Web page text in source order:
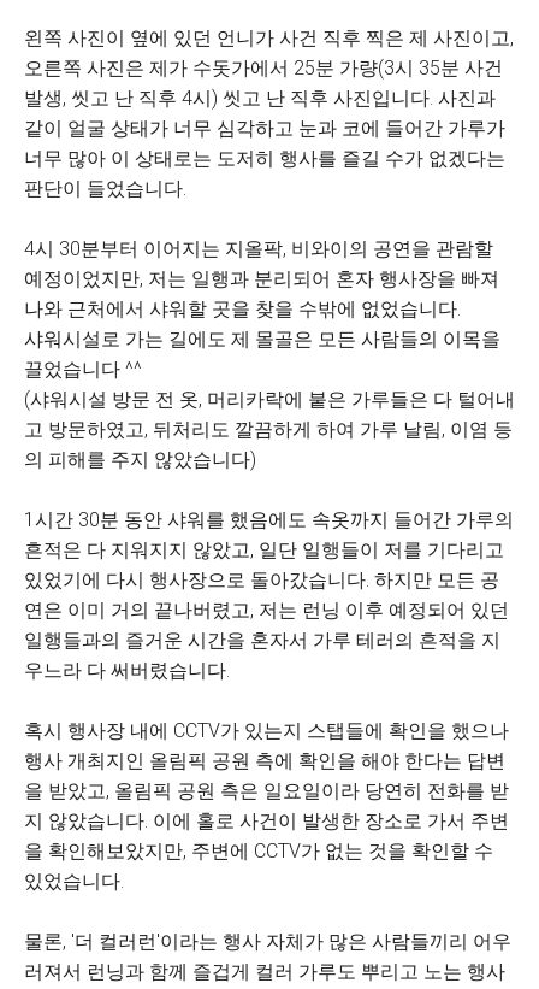
왼쪽 사진이 옆에 있던 언니가 사건 직후 찍은 제 사진이고,
오른쪽 사진은 제가 수돗가에서 25분 가량(3시 35분 사건
발생, 씻고 난 직후 4시) 씻고 난 직후 사진입니다. 사진과
같이 얼굴 상태가 너무 심각하고 눈과 코에 들어간 가루가
너무 많아 이 상태로는 도저히 행사를 즐길 수가 없겠다는
판단이 들었습니다.
4시 30분부터 이어지는 지올팍, 비와이의 공연을 관람할
예정이었지만, 저는 일행과 분리되어 혼자 행사장을 빠져
나와 근처에서 샤워할 곳을 찾을 수밖에 없었습니다.
샤워시설로 가는 길에도 제 몰골은 모든 사람들의 이목을
끌었습니다 ^^
(샤워시설 방문 전 옷, 머리카락에 붙은 가루들은 다 털어내
고 방문하였고, 뒤처리도 깔끔하게 하여 가루 날림, 이염 등
의 피해를 주지 않았습니다)
1시간 30분 동안 샤워를 했음에도 속옷까지 들어간 가루의
흔적은 다 지워지지 않았고, 일단 일행들이 저를 기다리고
있었기에 다시 행사장으로 돌아갔습니다. 하지만 모든 공
연은 이미 거의 끝나버렸고, 저는 런닝 이후 예정되어 있던
일행들과의 즐거운 시간을 혼자서 가루 테러의 흔적을 지
우느라 다 써버렸습니다.
혹시 행사장 내에 CCTV가 있는지 스탭들에 확인을 했으나
행사 개최지인 올림픽 공원 측에 확인을 해야 한다는 답변
을 받았고, 올림픽 공원 측은 일요일이라 당연히 전화를 받
지 않았습니다. 이에 홀로 사건이 발생한 장소로 가서 주변
을 확인해보았지만, 주변에 CCTV가 없는 것을 확인할 수
있었습니다.
물론, '더 컬러런'이라는 행사 자체가 많은 사람들끼리 어우
러져서 런닝과 함께 즐겁게 컬러 가루도 뿌리고 노는 행사